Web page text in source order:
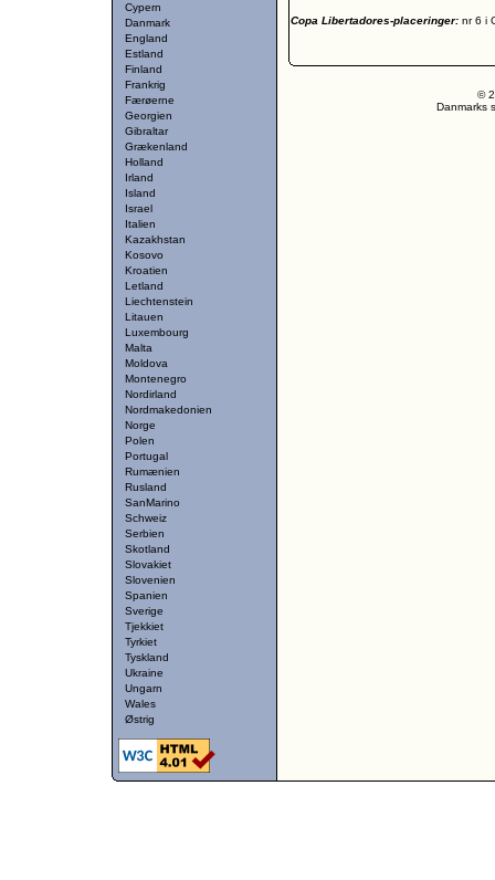
Cypern
Danmark
England
Estland
Finland
Frankrig
Færøerne
Georgien
Gibraltar
Grækenland
Holland
Irland
Island
Israel
Italien
Kazakhstan
Kosovo
Kroatien
Letland
Liechtenstein
Litauen
Luxembourg
Malta
Moldova
Montenegro
Nordirland
Nordmakedonien
Norge
Polen
Portugal
Rumænien
Rusland
SanMarino
Schweiz
Serbien
Skotland
Slovakiet
Slovenien
Spanien
Sverige
Tjekkiet
Tyrkiet
Tyskland
Ukraine
Ungarn
Wales
Østrig
Copa Libertadores-placeringer: nr 6 i
©
Danmarks